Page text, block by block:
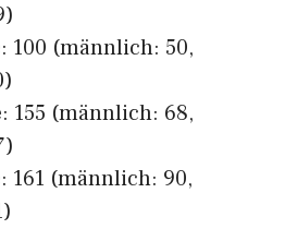
100 (männlich: 50,
155 (männlich: 68,
161 (männlich: 90,